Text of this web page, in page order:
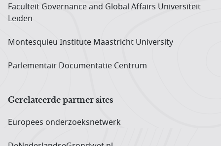
Faculteit Governance and Global Affairs Universiteit
Leiden
Montesquieu Institute Maastricht University
Parlementair Documentatie Centrum
Gerelateerde partner sites
Europees onderzoeks­netwerk